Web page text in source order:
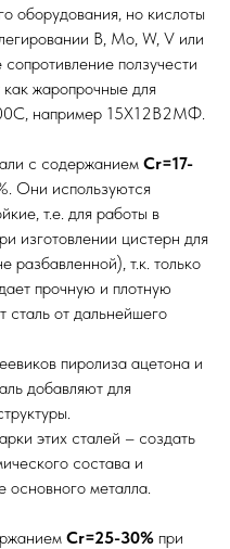
оборудования, но кислоты
В, Мо, W, V или
ползучести
жаропрочные для
например 15Х12В2МФ.
с содержанием Cr=17-
Они используются
т.е. для работы в
изготовлении цистерн для
разбавленной), т.к. только
прочную и плотную
от дальнейшего
пиролиза ацетона и
добавляют для
этих сталей – создать
состава и
основного металла.
Сr=25-30% при